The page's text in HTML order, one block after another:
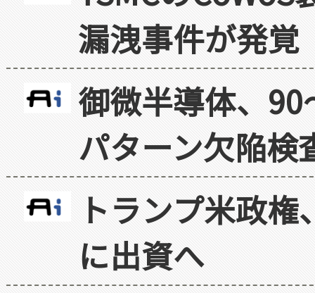
漏洩事件が発覚
御微半導体、
パターン欠陥検
トランプ米政
に出資へ